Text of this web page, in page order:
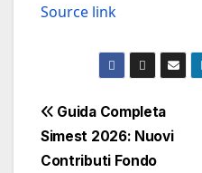
Source link
Navigazione
articoli
Guida Completa
Simest 2026: Nuovi
Contributi Fondo